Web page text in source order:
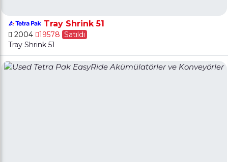
Tray Shrink 51
2004 19578 Satıldı
Tray Shrink 51